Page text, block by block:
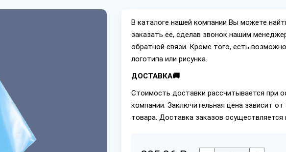
В каталоге нашей компании Вы можете
заказать ее, сделав звонок нашим
обратной связи. Кроме того, есть
логотипа или рисунка.
ДОСТАВКА🚚
Стоимость доставки рассчитывается при
компании. Заключительная цена зависит
товара. Доставка заказов осуществляется